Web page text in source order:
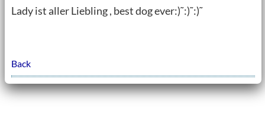
Lady ist aller Liebling , best dog ever:)˜:)˜:)˜
Back